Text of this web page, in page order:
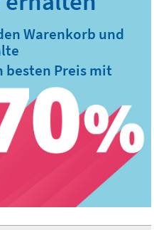
Warenkorb und
besten Preis mit